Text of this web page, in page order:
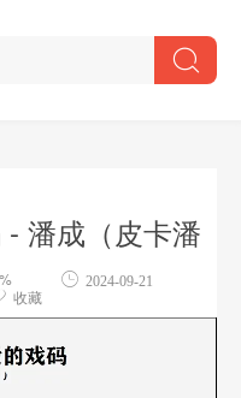
潘成（皮卡潘
2024-09-21
收藏